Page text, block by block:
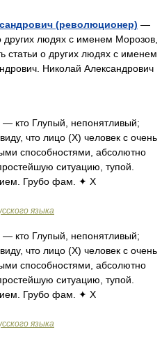
(революционер) —
других людях с именем Морозов,
статьи о других людях с именем
Николай Александрович
— кто Глупый, непонятливый;
что лицо (Х) человек с очень
способностями, абсолютно
ситуацию, тупой.
Грубо фам. ✦ Х
языка
— кто Глупый, непонятливый;
что лицо (Х) человек с очень
способностями, абсолютно
ситуацию, тупой.
Грубо фам. ✦ Х
языка